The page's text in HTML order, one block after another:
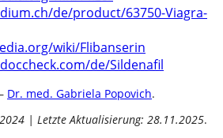
de/product/63750-Viagra-
wiki/Flibanserin
de/Sildenafil
Dr. med. Gabriela Popovich.
| Letzte Aktualisierung: 28.11.2025.